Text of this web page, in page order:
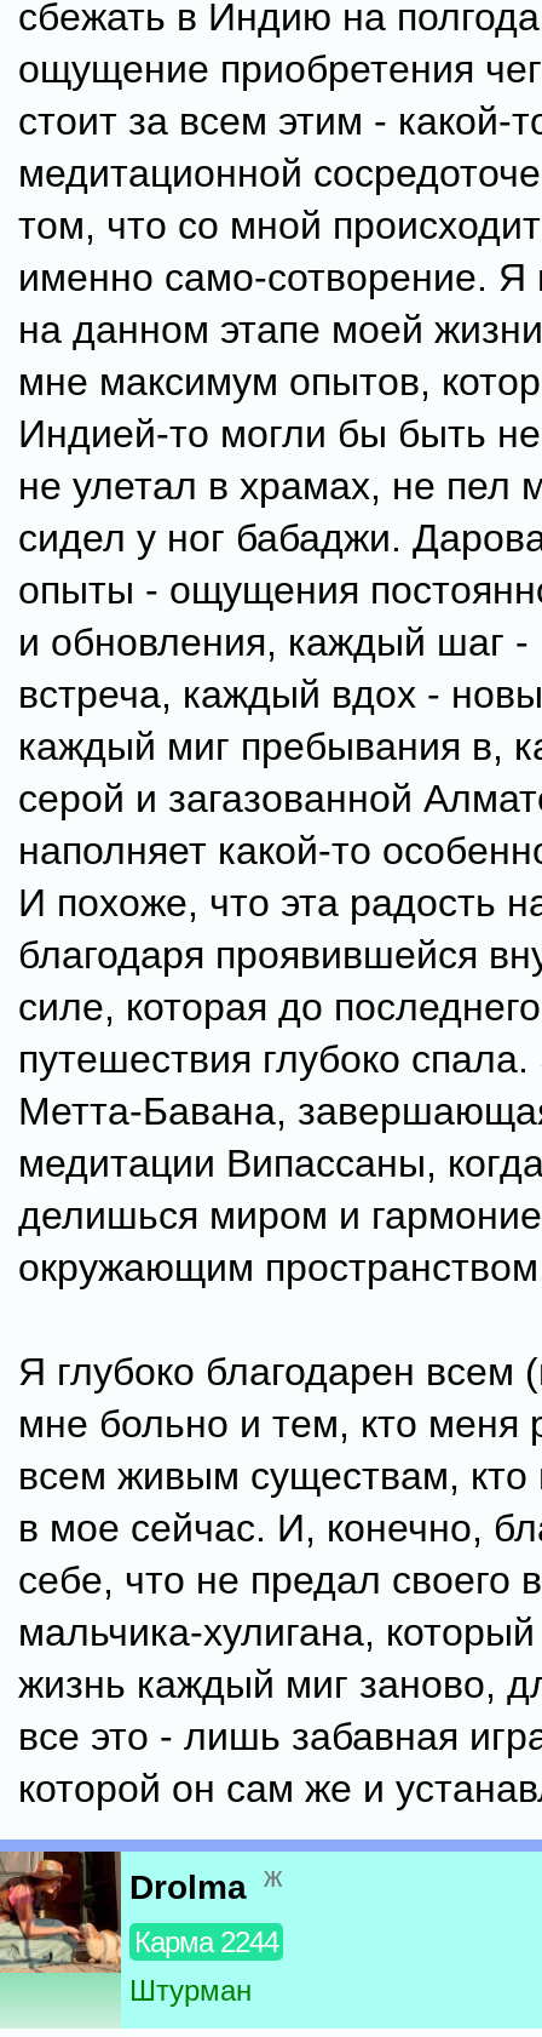
сбежать в Индию на
ощущение приобретения
стоит за всем этим - какой-
медитационной
том, что со мной
именно само-сотворение. Я
на данном этапе моей
мне максимум опытов,
Индией-то могли бы быть
не улетал в храмах, не пел
сидел у ног бабаджи.
опыты - ощущения
и обновления, каждый шаг -
встреча, каждый вдох -
каждый миг пребывания в,
серой и загазованной
наполняет какой-то
И похоже, что эта радость
благодаря проявившейся
силе, которая до последнего
путешествия глубоко спала.
Метта-Бавана,
медитации Випассаны,
делишься миром и
окружающим
Я глубоко благодарен всем
мне больно и тем, кто меня
всем живым существам, кто
в мое сейчас. И, конечно,
себе, что не предал своего
мальчика-хулигана,
жизнь каждый миг заново,
все это - лишь забавная
которой он сам же и
Drolma ж
Карма 2244
Штурман